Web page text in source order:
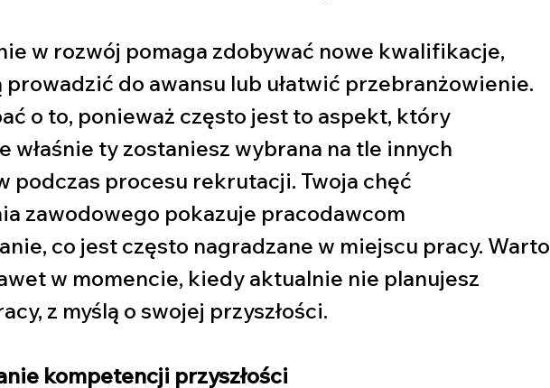
w rozwój pomaga zdobywać nowe kwalifikacje,
do awansu lub ułatwić przebranżowienie.
o to, ponieważ często jest to aspekt, który
właśnie ty zostaniesz wybrana na tle innych
podczas procesu rekrutacji. Twoja chęć
zawodowego pokazuje pracodawcom
co jest często nagradzane w miejscu pracy. Warto
w momencie, kiedy aktualnie nie planujesz
z myślą o swojej przyszłości.
kompetencji przyszłości